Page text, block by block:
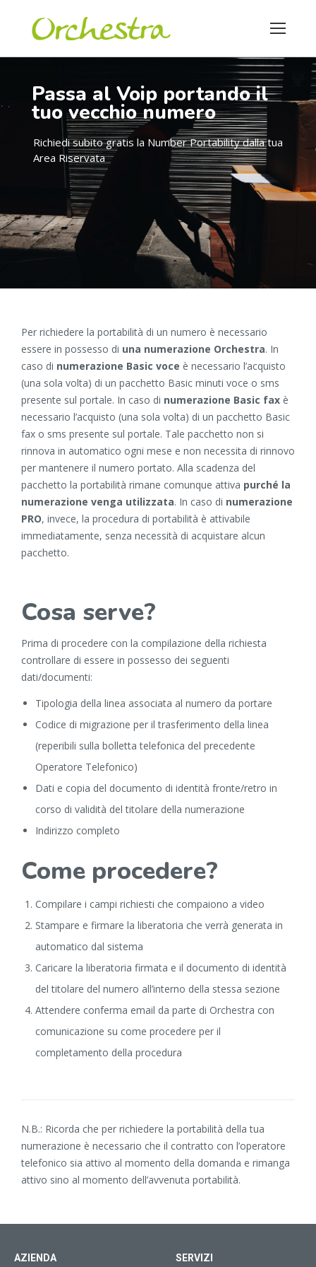
Passa al Voip portando il
tuo vecchio numero
Richiedi subito gratis la Number Portability dalla tua
Area Riservata
Per richiedere la portabilità di un numero è necessario
essere in possesso di una numerazione Orchestra. In
caso di numerazione Basic voce è necessario l’acquisto
(una sola volta) di un pacchetto Basic minuti voce o sms
presente sul portale. In caso di numerazione Basic fax è
necessario l’acquisto (una sola volta) di un pacchetto Basic
fax o sms presente sul portale. Tale pacchetto non si
rinnova in automatico ogni mese e non necessita di rinnovo
per mantenere il numero portato. Alla scadenza del
pacchetto la portabilità rimane comunque attiva purché la
numerazione venga utilizzata. In caso di numerazione
PRO, invece, la procedura di portabilità è attivabile
immediatamente, senza necessità di acquistare alcun
pacchetto.
Cosa serve?
Prima di procedere con la compilazione della richiesta
controllare di essere in possesso dei seguenti
dati/documenti:
Tipologia della linea associata al numero da portare
Codice di migrazione per il trasferimento della linea
(reperibili sulla bolletta telefonica del precedente
Operatore Telefonico)
Dati e copia del documento di identità fronte/retro in
corso di validità del titolare della numerazione
Indirizzo completo
Come procedere?
Compilare i campi richiesti che compaiono a video
Stampare e firmare la liberatoria che verrà generata in
automatico dal sistema
Caricare la liberatoria firmata e il documento di identità
del titolare del numero all’interno della stessa sezione
Attendere conferma email da parte di Orchestra con
comunicazione su come procedere per il
completamento della procedura
N.B.: Ricorda che per richiedere la portabilità della tua
numerazione è necessario che il contratto con l’operatore
telefonico sia attivo al momento della domanda e rimanga
attivo sino al momento dell’avvenuta portabilità.
AZIENDA SERVIZI